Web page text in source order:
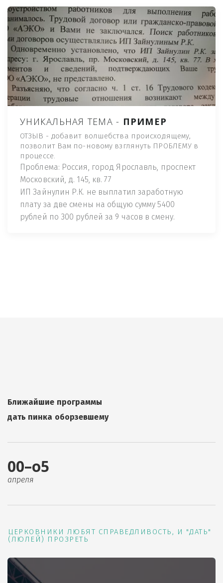
УНИКАЛЬНАЯ ТЕМА - ПРИМЕР
ОТЗЫВ - добавит волшебства происходящему,
позволит Вам по-новому взглянуть ПРОБЛЕМУ в
процессе.
Проблема: Россия, город Ярославль, проспект
Московский, д. 145, кв. 77
ИП Зайнулин Р.К. не выплатил заработную
плату за две смены на общую сумму 5400
рублей по 300 рублей за 9 часов в смену.
Ближайшие программы
дать пинка оборзевшему
00–о5
апреля
ЦЕРКОВНИКИ ЛЮБЯТ СПРАВЕДЛИВОСТЬ, И "ДАТЬ"
(ЛЮЛЕЙ) ПРОЗРЕТЬ